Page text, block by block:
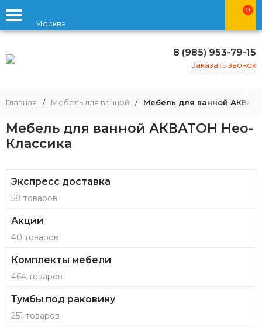
Москва
0
8 (985) 953-79-15
Заказать звонок
Главная / Мебель для ванной / Мебель для ванной
Мебель для ванной АКВАТОН Нео-
Классика
Экспресс доставка
58 товаров
Акции
40 товаров
Комплекты мебели
464 товаров
Тумбы под раковину
251 товаров